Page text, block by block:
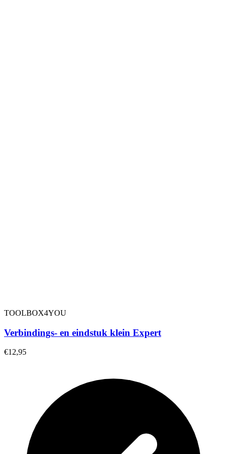
TOOLBOX4YOU
Verbindings- en eindstuk klein Expert
€12,95